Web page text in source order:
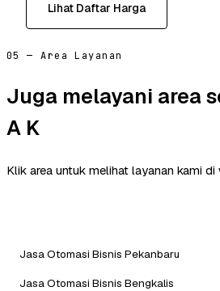
Lihat Daftar Harga
05 — Area Layanan
Juga melayani area
A K
Klik area untuk melihat layanan kami di
Jasa Otomasi Bisnis Pekanbaru
Jasa Otomasi Bisnis Bengkalis